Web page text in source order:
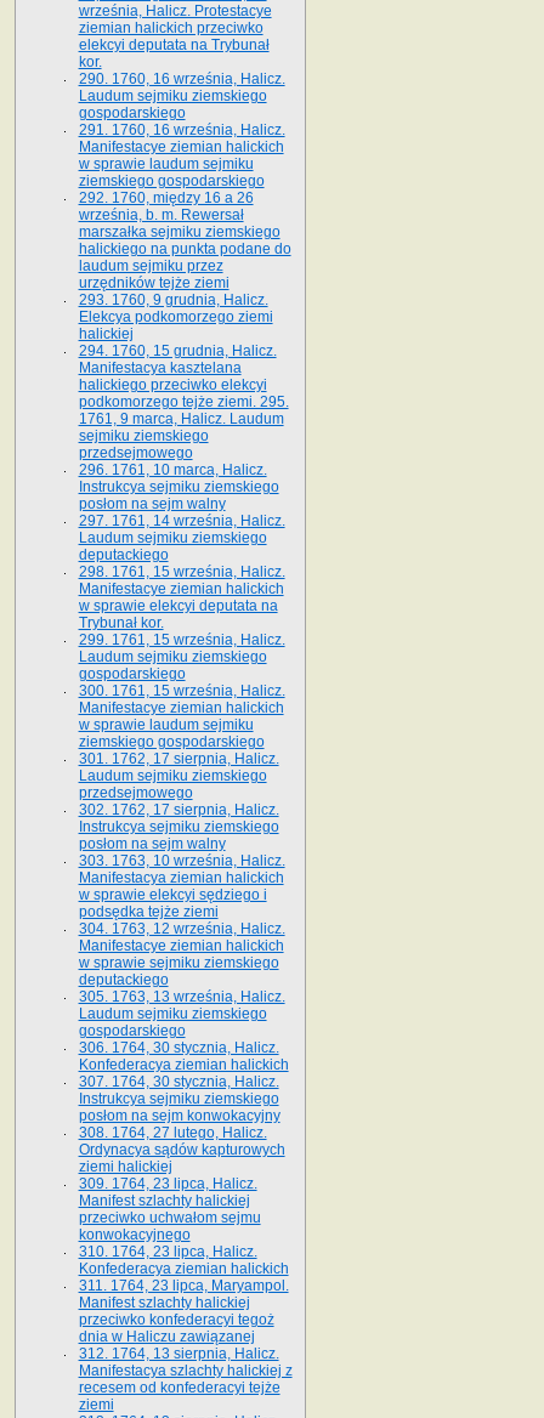
września, Halicz. Protestacye
ziemian halickich przeciwko
elekcyi deputata na Trybunał
kor.
290. 1760, 16 września, Halicz.
Laudum sejmiku ziemskiego
gospodarskiego
291. 1760, 16 września, Halicz.
Manifestacye ziemian halickich
w sprawie laudum sejmiku
ziemskiego gospodarskiego
292. 1760, między 16 a 26
września, b. m. Rewersał
marszałka sejmiku ziemskiego
halickiego na punkta podane do
laudum sejmiku przez
urzędników tejże ziemi
293. 1760, 9 grudnia, Halicz.
Elekcya podkomorzego ziemi
halickiej
294. 1760, 15 grudnia, Halicz.
Manifestacya kasztelana
halickiego przeciwko elekcyi
podkomorzego tejże ziemi. 295.
1761, 9 marca, Halicz. Laudum
sejmiku ziemskiego
przedsejmowego
296. 1761, 10 marca, Halicz.
Instrukcya sejmiku ziemskiego
posłom na sejm walny
297. 1761, 14 września, Halicz.
Laudum sejmiku ziemskiego
deputackiego
298. 1761, 15 września, Halicz.
Manifestacye ziemian halickich
w sprawie elekcyi deputata na
Trybunał kor.
299. 1761, 15 września, Halicz.
Laudum sejmiku ziemskiego
gospodarskiego
300. 1761, 15 września, Halicz.
Manifestacye ziemian halickich
w sprawie laudum sejmiku
ziemskiego gospodarskiego
301. 1762, 17 sierpnia, Halicz.
Laudum sejmiku ziemskiego
przedsejmowego
302. 1762, 17 sierpnia, Halicz.
Instrukcya sejmiku ziemskiego
posłom na sejm walny
303. 1763, 10 września, Halicz.
Manifestacya ziemian halickich
w sprawie elekcyi sędziego i
podsędka tejże ziemi
304. 1763, 12 września, Halicz.
Manifestacye ziemian halickich
w sprawie sejmiku ziemskiego
deputackiego
305. 1763, 13 września, Halicz.
Laudum sejmiku ziemskiego
gospodarskiego
306. 1764, 30 stycznia, Halicz.
Konfederacya ziemian halickich
307. 1764, 30 stycznia, Halicz.
Instrukcya sejmiku ziemskiego
posłom na sejm konwokacyjny
308. 1764, 27 lutego, Halicz.
Ordynacya sądów kapturowych
ziemi halickiej
309. 1764, 23 lipca, Halicz.
Manifest szlachty halickiej
przeciwko uchwałom sejmu
konwokacyjnego
310. 1764, 23 lipca, Halicz.
Konfederacya ziemian halickich
311. 1764, 23 lipca, Maryampol.
Manifest szlachty halickiej
przeciwko konfederacyi tegoż
dnia w Haliczu zawiązanej
312. 1764, 13 sierpnia, Halicz.
Manifestacya szlachty halickiej z
recesem od konfederacyi tejże
ziemi